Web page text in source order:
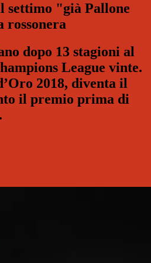
"già Pallone
rossonera
dopo 13 stagioni al
League vinte.
2018, diventa il
il premio prima di